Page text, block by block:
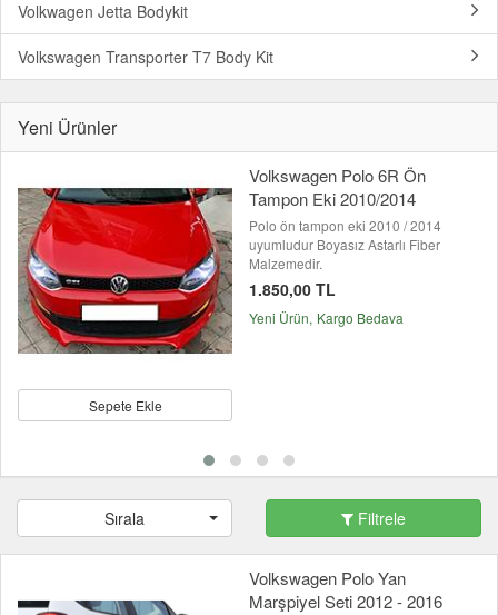
Volkwagen Jetta Bodykit
Volkswagen Transporter T7 Body Kit
Yeni Ürünler
Sepete Ekle
Volkswagen Polo 6R Ön
Tampon Eki 2010/2014
Polo ön tampon eki 2010 / 2014
uyumludur Boyasız Astarlı Fiber
Malzemedir.
1.850,00 TL
Yeni Ürün Kargo Bedava
Sırala Filtrele
Volkswagen Polo Yan
Marşpiyel Seti 2012 - 2016